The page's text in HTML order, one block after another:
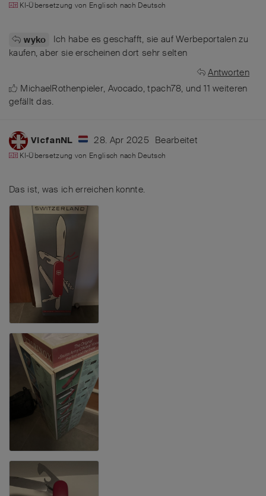
KI-Übersetzung von Englisch nach Deutsch
wyko
Ich habe es geschafft, sie auf Werbeportalen zu
kaufen, aber sie erscheinen dort sehr selten
Antworten
MichaelRothenpieler, Avocado,tpach78, und11 weiteren
gefällt das.
VicfanNL 28. Apr 2025 Bearbeitet
KI-Übersetzung von Englisch nach Deutsch
Das ist, was ich erreichen konnte.